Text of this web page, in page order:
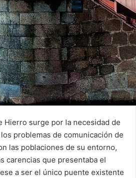
Hierro surge por la necesidad de
problemas de comunicación de
las poblaciones de su entorno,
carencias que presentaba el
a ser el único puente existente